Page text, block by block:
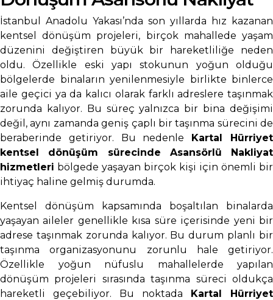
İstanbul Anadolu Yakası’nda son yıllarda hız kazanan
kentsel dönüşüm projeleri, birçok mahallede yaşam
düzenini değiştiren büyük bir hareketliliğe neden
oldu. Özellikle eski yapı stokunun yoğun olduğu
bölgelerde binaların yenilenmesiyle birlikte binlerce
aile geçici ya da kalıcı olarak farklı adreslere taşınmak
zorunda kalıyor. Bu süreç yalnızca bir bina değişimi
değil, aynı zamanda geniş çaplı bir taşınma sürecini de
beraberinde getiriyor. Bu nedenle Kartal Hürriyet
kentsel dönüşüm sürecinde Asansörlü Nakliyat
hizmetleri bölgede yaşayan birçok kişi için önemli bir
ihtiyaç haline gelmiş durumda.
Kentsel dönüşüm kapsamında boşaltılan binalarda
yaşayan aileler genellikle kısa süre içerisinde yeni bir
adrese taşınmak zorunda kalıyor. Bu durum planlı bir
taşınma organizasyonunu zorunlu hale getiriyor.
Özellikle yoğun nüfuslu mahallelerde yapılan
dönüşüm projeleri sırasında taşınma süreci oldukça
hareketli geçebiliyor. Bu noktada Kartal Hürriyet